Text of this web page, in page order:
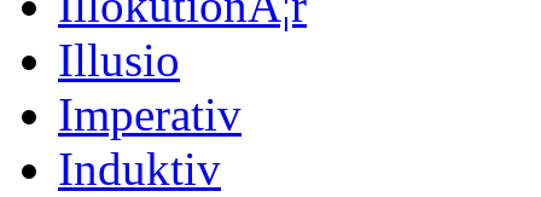
Illusio
Imperativ
Induktiv